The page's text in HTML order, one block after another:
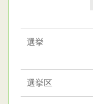
選挙
選挙区